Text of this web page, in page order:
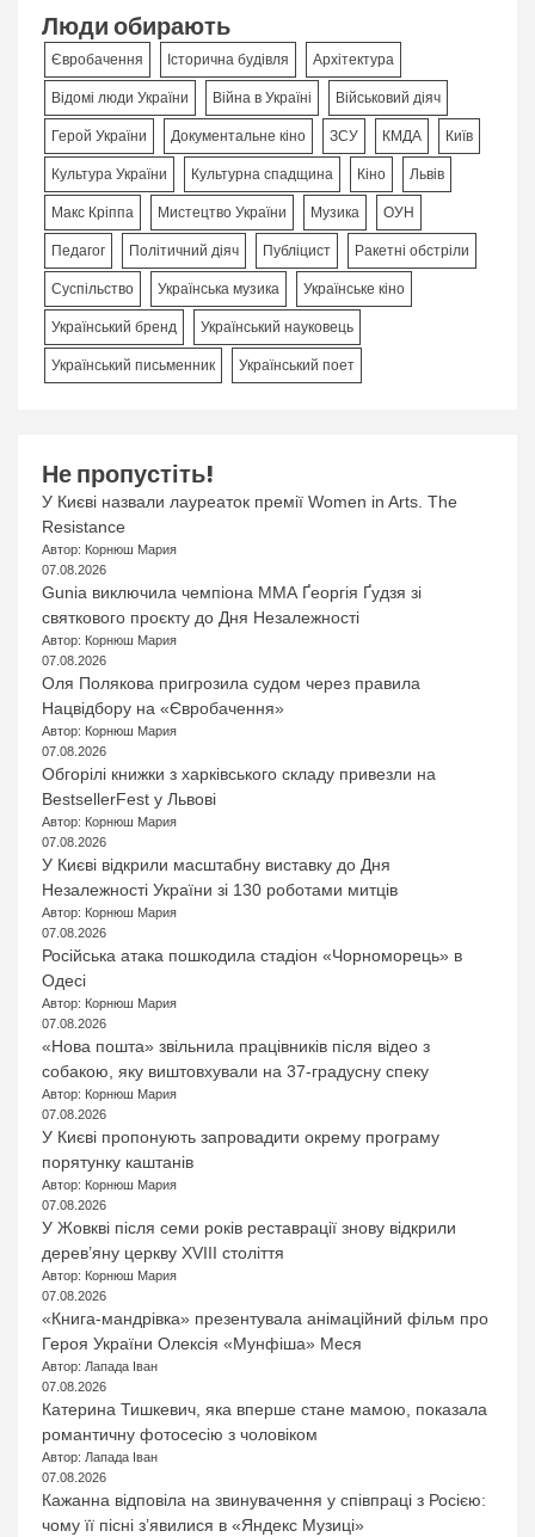
Люди обирають
Євробачення Історична будівля Архітектура
Відомі люди України Війна в Україні Військовий діяч
Герой України Документальне кіно ЗСУ КМДА Київ
Культура України Культурна спадщина Кіно Львів
Макс Кріппа Мистецтво України Музика ОУН
Педагог Політичний діяч Публіцист Ракетні обстріли
Суспільство Українська музика Українське кіно
Український бренд Український науковець
Український письменник Український поет
Не пропустіть!
У Києві назвали лауреаток премії Women in Arts. The
Resistance
Автор: Корнюш Мария
07.08.2026
Gunia виключила чемпіона ММА Ґеоргія Ґудзя зі
святкового проєкту до Дня Незалежності
Автор: Корнюш Мария
07.08.2026
Оля Полякова пригрозила судом через правила
Нацвідбору на «Євробачення»
Автор: Корнюш Мария
07.08.2026
Обгорілі книжки з харківського складу привезли на
BestsellerFest у Львові
Автор: Корнюш Мария
07.08.2026
У Києві відкрили масштабну виставку до Дня
Незалежності України зі 130 роботами митців
Автор: Корнюш Мария
07.08.2026
Російська атака пошкодила стадіон «Чорноморець» в
Одесі
Автор: Корнюш Мария
07.08.2026
«Нова пошта» звільнила працівників після відео з
собакою, яку виштовхували на 37-градусну спеку
Автор: Корнюш Мария
07.08.2026
У Києві пропонують запровадити окрему програму
порятунку каштанів
Автор: Корнюш Мария
07.08.2026
У Жовкві після семи років реставрації знову відкрили
дерев’яну церкву XVIII століття
Автор: Корнюш Мария
07.08.2026
«Книга-мандрівка» презентувала анімаційний фільм про
Героя України Олексія «Мунфіша» Меся
Автор: Лапада Іван
07.08.2026
Катерина Тишкевич, яка вперше стане мамою, показала
романтичну фотосесію з чоловіком
Автор: Лапада Іван
07.08.2026
Кажанна відповіла на звинувачення у співпраці з Росією:
чому її пісні з’явилися в «Яндекс Музиці»